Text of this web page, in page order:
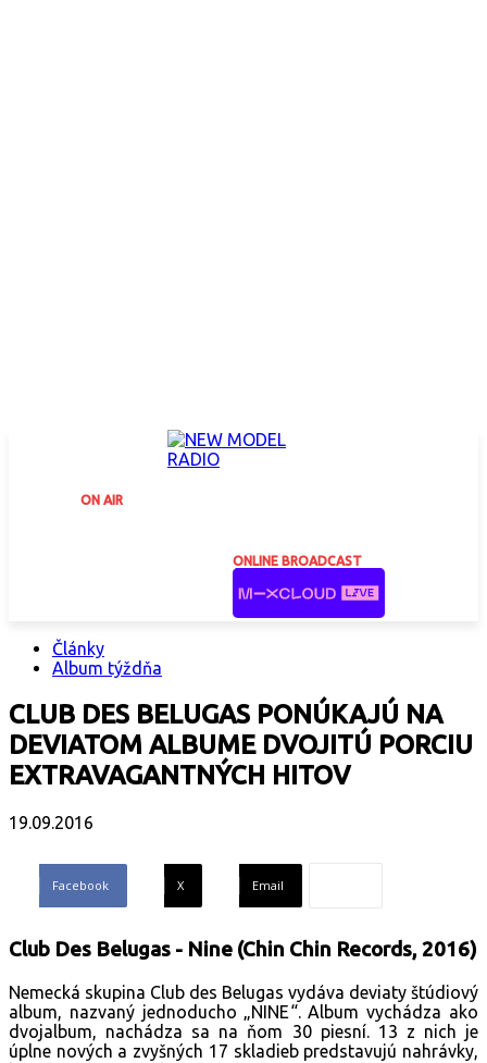
ON AIR
ONLINE BROADCAST
Články
Album týždňa
CLUB DES BELUGAS PONÚKAJÚ NA
DEVIATOM ALBUME DVOJITÚ PORCIU
EXTRAVAGANTNÝCH HITOV
19.09.2016
Facebook X Email
Club Des Belugas - Nine (Chin Chin Records, 2016)
Nemecká skupina Club des Belugas vydáva deviaty štúdiový
album, nazvaný jednoducho „NINE“. Album vychádza ako
dvojalbum, nachádza sa na ňom 30 piesní. 13 z nich je
úplne nových a zvyšných 17 skladieb predstavujú nahrávky,